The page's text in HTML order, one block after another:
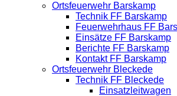
Ortsfeuerwehr Barskamp
Technik FF Barskamp
Feuerwehrhaus FF
Einsätze FF Barskamp
Berichte FF Barskamp
Kontakt FF Barskamp
Ortsfeuerwehr Bleckede
Technik FF Bleckede
Einsatzleitwagen